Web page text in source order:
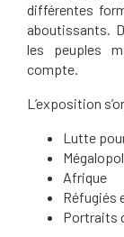
différentes
aboutissants.
les peuples
compte.
L’exposition
Lutte
Afrique
Réfugiés
Portraits